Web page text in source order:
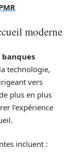
moderne
banques
technologie,
vers
plus en plus
l’expérience
incluent :